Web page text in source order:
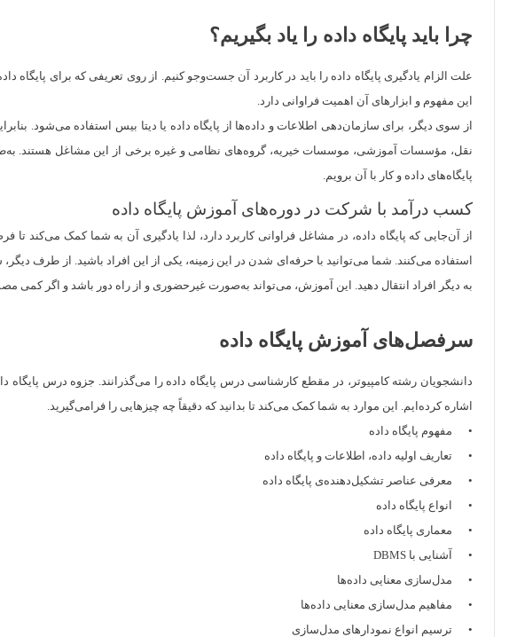
چرا باید پایگاه داده را یاد بگیریم؟
علت الزام یادگیری پایگاه داده را باید در کاربرد آن جست‌وجو کنیم. از روی تعریفی که برای پایگاه
این مفهوم و ابزارهای آن اهمیت فراوانی دارد.
از سوی دیگر، برای سازمان‌دهی اطلاعات و داده‌ها از پایگاه داده یا دیتا بیس استفاده می‌شود.
پایگاه‌های داده و کار با آن برویم.
کسب درآمد با شرکت در دوره‌های آموزش پایگاه داده
از آن‌جایی که پایگاه داده، در مشاغل فراوانی کاربرد دارد، لذا یادگیری آن به شما کمک
استفاده می‌کنند. شما می‌توانید با حرفه‌ای شدن در این زمینه، یکی از این افراد باشید. از طرف
به دیگر افراد انتقال دهید. این آموزش، می‌تواند به‌صورت غیرحضوری و از راه دور باشد و اگر کمی
سرفصل‌های آموزش پایگاه داده
اشاره کرده‌ایم. این موارد به شما کمک می‌کند تا بدانید که دقیقاً چه چیزهایی را فرامی‌گیرید.
• مفهوم پایگاه داده
• تعاریف اولیه داده، اطلاعات و پایگاه داده
• معرفی عناصر تشکیل‌دهنده‌ی پایگاه داده
• انواع پایگاه داده
• معماری پایگاه داده
• آشنایی با DBMS
• مدل‌سازی معنایی داده‌ها
• مفاهیم مدل‌سازی معنایی داده‌ها
• ترسیم انواع نمودارهای مدل‌سازی